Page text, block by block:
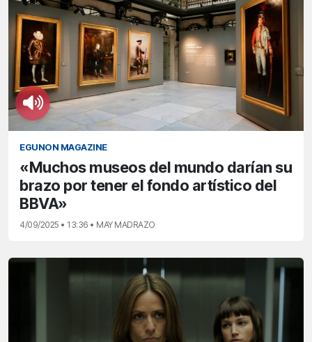
EGUNON MAGAZINE
«Muchos museos del mundo darían su
brazo por tener el fondo artístico del
BBVA»
4/09/2025 • 13:36 • MAY MADRAZO